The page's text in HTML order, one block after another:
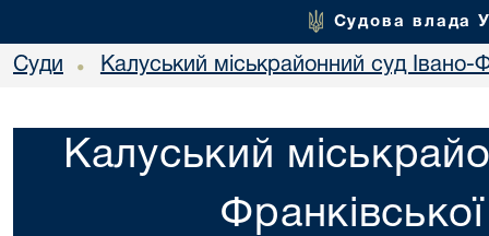
Судова влада
Суди • Калуський міськрайонний суд Івано-
Калуський